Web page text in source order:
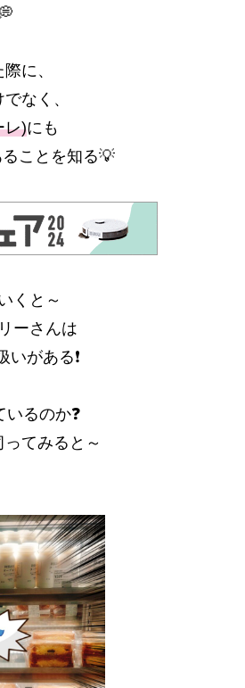
に、
なく、
レ)にも
ことを知る💡
くと～
ーさんは
がある❗
るのか❓
てみると～